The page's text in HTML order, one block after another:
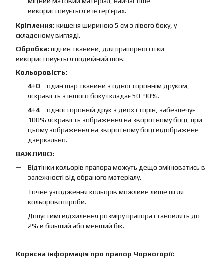
використовується в інтер’єрах.
Кріплення: кишеня шириною 5 см з лівого боку, у
складеному вигляді.
Обробка: підгин тканини, для прапорної сітки
використовується подвійний шов.
Кольоровість:
4+0 – один шар тканини з одностороннім друком,
яскравість з іншого боку складає 50-90%.
4+4 – односторонній друк з двох сторін, забезпечує
100% яскравість зображення на зворотному боці, при
цьому зображення на зворотному боці відображене
дзеркально.
ВАЖЛИВО:
Відтінки кольорів прапора можуть дещо змінюватись в
залежності від обраного матеріалу.
Точне узгодження кольорів можливе лише після
кольорової проби.
Допустимі відхилення розміру прапора становлять до
2% в більший або менший бік.
Корисна інформація про прапор Чорногорії: